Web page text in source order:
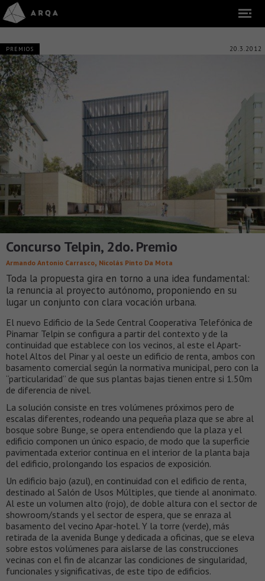
PREMIOS 20.3.2012
Concurso Telpin, 2do. Premio
Armando Antonio Carrasco, Nicolás Pinto Da Mota
Toda la propuesta gira en torno a una idea fundamental:
la renuncia al proyecto autónomo, proponiendo en su
lugar un conjunto con clara vocación urbana.
El nuevo Edificio de la Sede Central Cooperativa Telefónica de
Pinamar Telpin se configura a partir del contexto y de la
continuidad que establece con los vecinos, al este el Apart-
hotel Altos del Pinar y al oeste un edificio de renta, ambos con
basamento comercial según la normativa municipal, pero con la
“particularidad” de que sus plantas bajas tienen entre si 1.50m
de diferencia de nivel.
La solución consiste en tres volúmenes próximos pero de
escalas diferentes, rodeando una pequeña plaza que se abre al
bosque sobre Bunge, se opera entendiendo que la plaza y el
edificio componen un único espacio, de modo que la superficie
pavimentada exterior continua en el interior de la planta baja
del edificio, prolongando los espacios de exposición.
Un edificio bajo (azul), en continuidad con el edificio de renta,
destinado al Salón de Usos Múltiples, que tiende al anonimato.
Al este un volumen alto (rojo), de doble altura con el sector de
showroom/stands y el sector de espera, que se enraza al
basamento del vecino Apar-hotel. Y la torre (verde), más
retirada de la avenida Bunge y dedicada a oficinas, que se eleva
sobre estos volúmenes para aislarse de las construcciones
vecinas con el fin de alcanzar las condiciones de singularidad,
funcionales y significativas, de este tipo de edificios.